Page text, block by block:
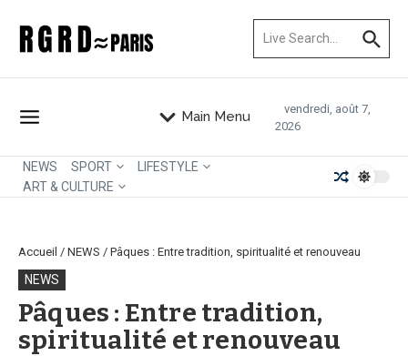
Main Menu
vendredi, août 7,
2026
NEWS SPORT
LIFESTYLE
ART & CULTURE
Accueil / NEWS / Pâques : Entre tradition, spiritualité et renouveau
NEWS
Pâques : Entre tradition,
spiritualité et renouveau